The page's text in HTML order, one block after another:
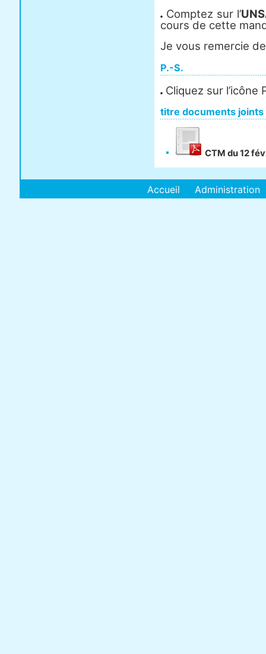
Comptez sur l’
cours de cette
Je vous remercie
P.-S.
Cliquez sur
titre documents joints
CTM du 12
Accueil Administration